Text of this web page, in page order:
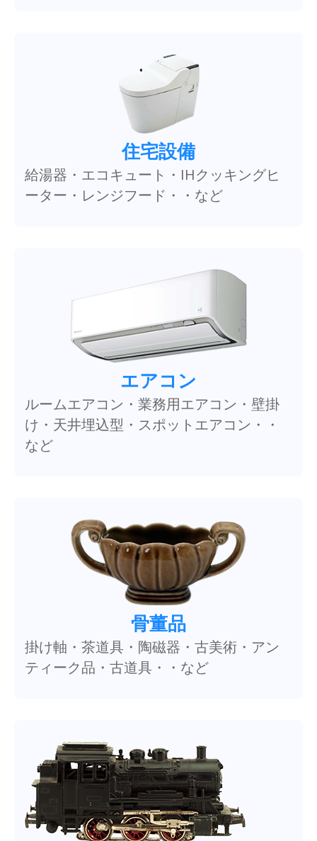
住宅設備
給湯器・エコキュート・IHクッキングヒ
ーター・レンジフード・・など
エアコン
ルームエアコン・業務用エアコン・壁掛
け・天井埋込型・スポットエアコン・・
など
骨董品
掛け軸・茶道具・陶磁器・古美術・アン
ティーク品・古道具・・など